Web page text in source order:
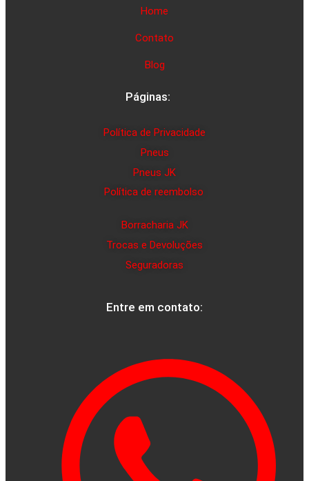
Home
Contato
Blog
Páginas:
Política de Privacidade
Pneus
Pneus JK
Política de reembolso
Borracharia JK
Trocas e Devoluções
Seguradoras
Entre em contato: